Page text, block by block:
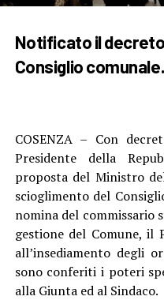
Notificato il
Consiglio comunale.
COSENZA – Con
Presidente della
proposta del Ministro
scioglimento del
nomina del commissario
gestione del Comune, il
all’insediamento degli
sono conferiti i poteri
alla Giunta ed al Sindaco.